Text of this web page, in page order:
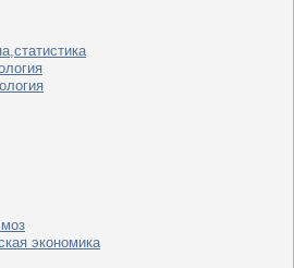
экономика